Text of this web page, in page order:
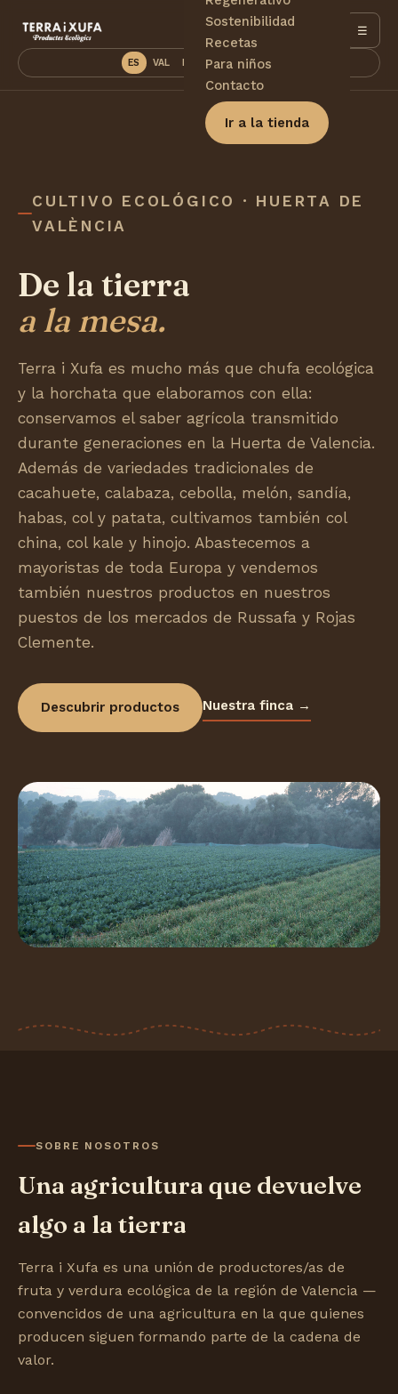
Sostenibilidad
Recetas
Para niños
Contacto
Ir a la tienda
ES VAL EN DE PT FR
☰
CULTIVO ECOLÓGICO · HUERTA DE
VALÈNCIA
De la tierra
a la mesa.
Terra i Xufa es mucho más que chufa ecológica
y la horchata que elaboramos con ella:
conservamos el saber agrícola transmitido
durante generaciones en la Huerta de Valencia.
Además de variedades tradicionales de
cacahuete, calabaza, cebolla, melón, sandía,
habas, col y patata, cultivamos también col
china, col kale y hinojo. Abastecemos a
mayoristas de toda Europa y vendemos
también nuestros productos en nuestros
puestos de los mercados de Russafa y Rojas
Clemente.
Descubrir productos Nuestra finca →
SOBRE NOSOTROS
Una agricultura que devuelve
algo a la tierra
Terra i Xufa es una unión de productores/as de
fruta y verdura ecológica de la región de Valencia —
convencidos de una agricultura en la que quienes
producen siguen formando parte de la cadena de
valor.